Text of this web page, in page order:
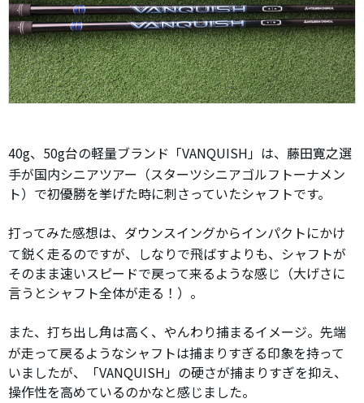
40g、50g台の軽量ブランド「VANQUISH」は、藤田寛之選
手が国内シニアツアー（スターツシニアゴルフトーナメン
ト）で初優勝を挙げた時に刺さっていたシャフトです。
打ってみた感想は、ダウンスイングからインパクトにかけ
て鋭く走るのですが、しなりで飛ばすよりも、シャフトが
そのまま速いスピードで戻って来るような感じ（大げさに
言うとシャフト全体が走る！）。
また、打ち出し角は高く、やんわり捕まるイメージ。先端
が走って戻るようなシャフトは捕まりすぎる印象を持って
いましたが、「VANQUISH」の硬さが捕まりすぎを抑え、
操作性を高めているのかなと感じました。